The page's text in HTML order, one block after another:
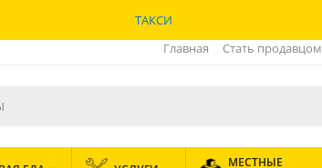
ТАКСИ
Главная Стать продавцом
МЕСТНЫЕ